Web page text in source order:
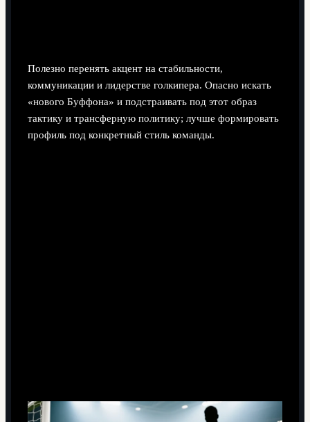
Полезно перенять акцент на стабильности,
коммуникации и лидерстве голкипера. Опасно искать
«нового Буффона» и подстраивать под этот образ
тактику и трансферную политику; лучше формировать
профиль под конкретный стиль команды.